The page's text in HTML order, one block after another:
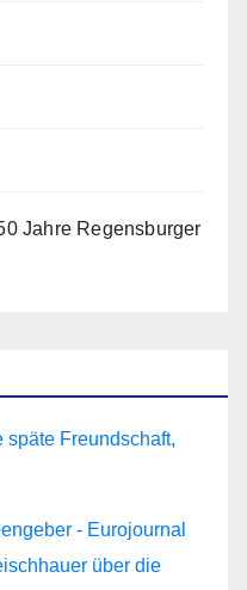
Jahre Regensburger
späte Freundschaft,
- Eurojournal
über die